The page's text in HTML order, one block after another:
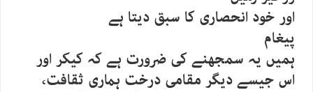
اور خود انحصاری کا سبق دیتا ہے
پیغام
ہمیں یہ سمجھنے کی ضرورت ہے کہ کیکر اور
اس جیسے دیگر مقامی درخت ہماری ثقافت،